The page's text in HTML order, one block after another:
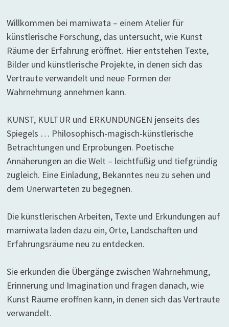
Willkommen bei mamiwata – einem Atelier für
künstlerische Forschung, das untersucht, wie Kunst
Räume der Erfahrung eröffnet. Hier entstehen Texte,
Bilder und künstlerische Projekte, in denen sich das
Vertraute verwandelt und neue Formen der
Wahrnehmung annehmen kann.
KUNST, KULTUR und ERKUNDUNGEN jenseits des
Spiegels … Philosophisch-magisch-künstlerische
Betrachtungen und Erprobungen. Poetische
Annäherungen an die Welt – leichtfüßig und tiefgründig
zugleich. Eine Einladung, Bekanntes neu zu sehen und
dem Unerwarteten zu begegnen.
Die künstlerischen Arbeiten, Texte und Erkundungen auf
mamiwata laden dazu ein, Orte, Landschaften und
Erfahrungsräume neu zu entdecken.
Sie erkunden die Übergänge zwischen Wahrnehmung,
Erinnerung und Imagination und fragen danach, wie
Kunst Räume eröffnen kann, in denen sich das Vertraute
verwandelt.